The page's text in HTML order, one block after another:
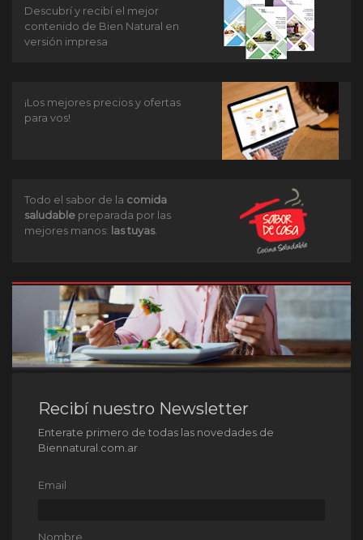
Descubrí y recibí el mejor
contenido de Bien Natural en
versión impresa
¡Los mejores precios y ofertas
para vos!
Todo el sabor de la comida
saludable preparada por las
mejores manos: las tuyas.
Recibí nuestro Newsletter
Enterate primero de todas las novedades de
Biennatural.com.ar
Email
Nombre